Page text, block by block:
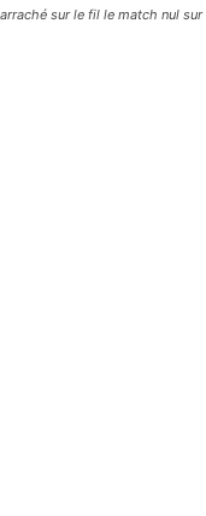
sur le fil le match nul sur